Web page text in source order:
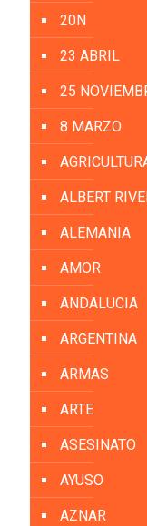
20N
23 ABRIL
25
8 MARZO
ALBERT
ALEMANIA
AMOR
ANDALUCIA
ARGENTINA
ARMAS
ARTE
ASESINATO
AYUSO
AZNAR